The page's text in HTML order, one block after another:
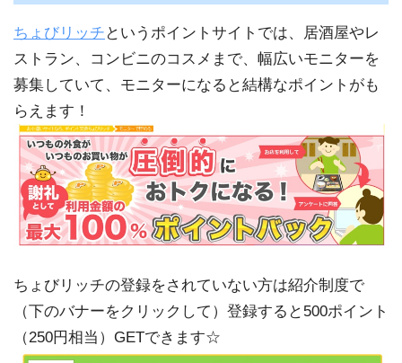
ちょびリッチ というポイントサイトでは、居酒屋やレ
ストラン、コンビニのコスメまで、幅広いモニターを
募集していて、モニターになると結構なポイントがも
らえます！
ちょびリッチの登録をされていない方は紹介制度で
（下のバナーをクリックして）登録すると500ポイント
（250円相当）GETできます☆